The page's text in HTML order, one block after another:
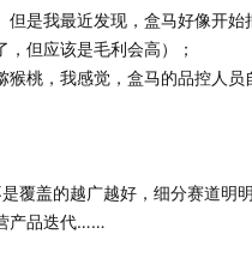
。
但是我最近发现，盒马好像开始
但应该是毛利会高）；
桃，我感觉，盒马的品控人员
覆盖的越广越好，细分赛道明明
产品迭代…
很多图片看着很诱人，但是味